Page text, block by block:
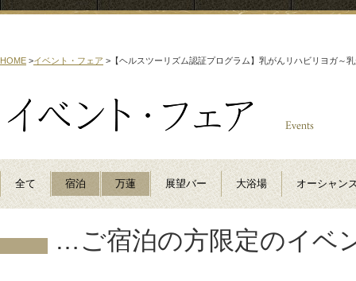
HOME >イベント・フェア > 【ヘルスツーリズム認証プログラム】乳がんリハビリヨガ～
全て 宿泊 万蓮 展望バー 大浴場 オーシャン
…ご宿泊の方限定のイベ